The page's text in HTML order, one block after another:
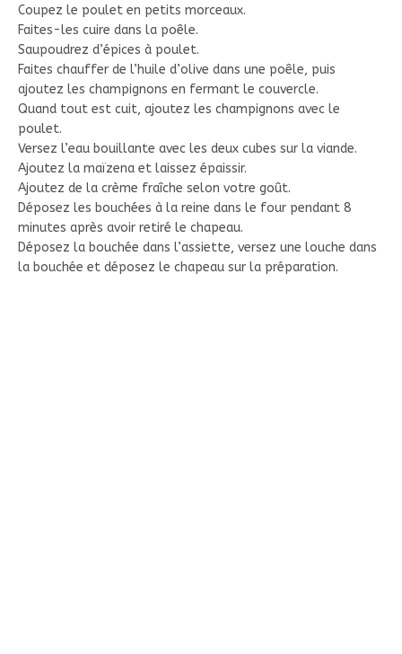
Coupez le poulet en petits morceaux.
Faites-les cuire dans la poêle.
Saupoudrez d’épices à poulet.
Faites chauffer de l’huile d’olive dans une poêle, puis
ajoutez les champignons en fermant le couvercle.
Quand tout est cuit, ajoutez les champignons avec le
poulet.
Versez l’eau bouillante avec les deux cubes sur la viande.
Ajoutez la maïzena et laissez épaissir.
Ajoutez de la crème fraîche selon votre goût.
Déposez les bouchées à la reine dans le four pendant 8
minutes après avoir retiré le chapeau.
Déposez la bouchée dans l’assiette, versez une louche dans
la bouchée et déposez le chapeau sur la préparation.